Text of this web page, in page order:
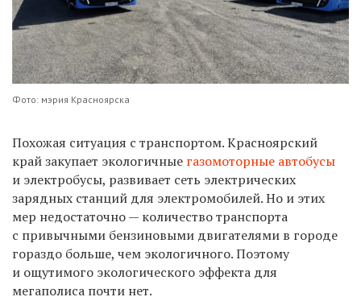
Фото: мэрия Красноярска
Похожая ситуация с транспортом. Красноярский
край закупает экологичные газомоторные автобусы
и электробусы, развивает сеть электрических
зарядных станций для электромобилей. Но и этих
мер недостаточно — количество транспорта
с привычными бензиновыми двигателями в городе
гораздо больше, чем экологичного. Поэтому
и ощутимого экологического эффекта для
мегаполиса почти нет.